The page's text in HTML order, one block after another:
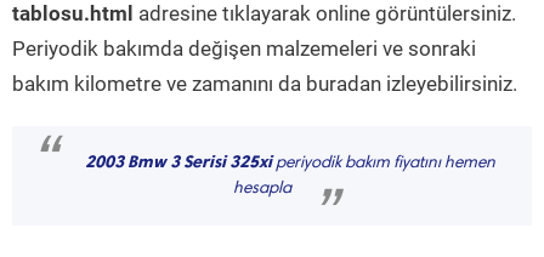
tablosu.html adresine tıklayarak online görüntülersiniz.
Periyodik bakımda değişen malzemeleri ve sonraki
bakım kilometre ve zamanını da buradan izleyebilirsiniz.
“ 2003 Bmw 3 Serisi 325xiperiyodik bakım fiyatını hemen
hesapla
”